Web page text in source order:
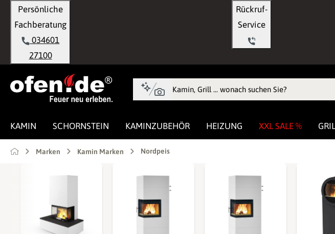
Zur Hauptnavigation springen
Persönliche
Fachberatung
034601
27100
Rückruf-
KAMIN SCHORNSTEIN KAMINZUBEHÖR HEIZUNG XXL SALE %
Marken Kamin Marken Nordpeis